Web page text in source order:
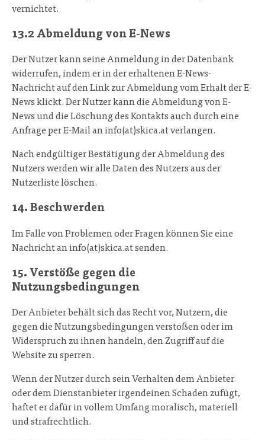
vernichtet.
13.2 Abmeldung von E-News
Der Nutzer kann seine Anmeldung in der Datenbank
widerrufen, indem er in der erhaltenen E-News-
Nachricht auf den Link zur Abmeldung vom Erhalt der E-
News klickt. Der Nutzer kann die Abmeldung von E-
News und die Löschung des Kontakts auch durch eine
Anfrage per E-Mail an info(at)skica.at verlangen.
Nach endgültiger Bestätigung der Abmeldung des
Nutzers werden wir alle Daten des Nutzers aus der
Nutzerliste löschen.
14. Beschwerden
Im Falle von Problemen oder Fragen können Sie eine
Nachricht an info(at)skica.at senden.
15. Verstöße gegen die
Nutzungsbedingungen
Der Anbieter behält sich das Recht vor, Nutzern, die
gegen die Nutzungsbedingungen verstoßen oder im
Widerspruch zu ihnen handeln, den Zugriff auf die
Website zu sperren.
Wenn der Nutzer durch sein Verhalten dem Anbieter
oder dem Dienstanbieter irgendeinen Schaden zufügt,
haftet er dafür in vollem Umfang moralisch, materiell
und strafrechtlich.